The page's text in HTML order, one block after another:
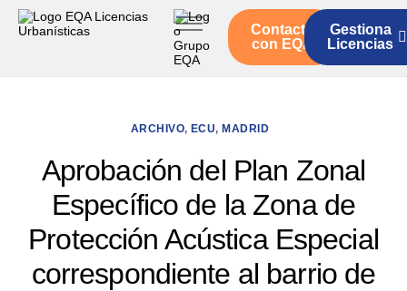
Servicios
Contacto
con EQA
Gestiona
Licencias
ARCHIVO, ECU, MADRID
Aprobación del Plan Zonal
Específico de la Zona de
Protección Acústica Especial
correspondiente al barrio de